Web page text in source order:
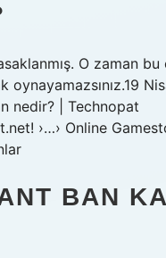
O zaman bu
oynayamazsınız.19
nedir? | Technopat
›…› Online
BAN